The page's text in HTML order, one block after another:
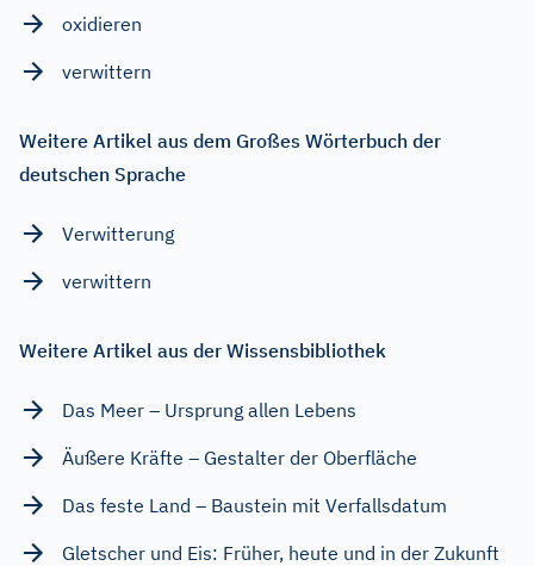
oxidieren
verwittern
Weitere Artikel aus dem Großes Wörterbuch der
deutschen Sprache
Verwitterung
verwittern
Weitere Artikel aus der Wissensbibliothek
Das Meer – Ursprung allen Lebens
Äußere Kräfte – Gestalter der Oberfläche
Das feste Land – Baustein mit Verfallsdatum
Gletscher und Eis: Früher, heute und in der Zukunft